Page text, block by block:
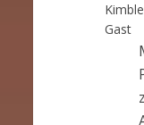
Kimble
Gast